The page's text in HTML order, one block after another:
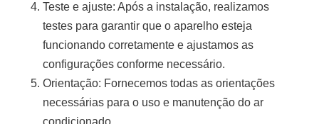
Teste e ajuste: Após a instalação, realizamos
testes para garantir que o aparelho esteja
funcionando corretamente e ajustamos as
configurações conforme necessário.
Orientação: Fornecemos todas as orientações
necessárias para o uso e manutenção do ar